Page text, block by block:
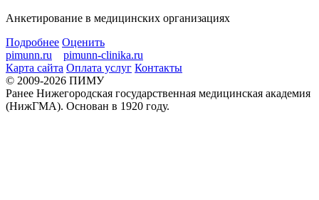
Анкетирование в медицинских организациях
Подробнее Оценить
pimunn.ru
pimunn-clinika.ru
Карта сайта Оплата услуг Контакты
© 2009-2026 ПИМУ
Ранее Нижегородская государственная медицинская академия
(НижГМА). Основан в 1920 году.